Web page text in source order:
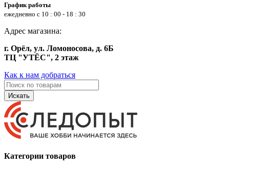
График работы
ежедневно с 10 : 00 - 18 : 30
Адрес магазина:
г. Орёл, ул. Ломоносова, д. 6Б
ТЦ "УТЁС", 2 этаж
Как к нам добраться
Искать
Категории товаров